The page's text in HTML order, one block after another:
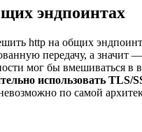
эндпоинтах
http на общих
передачу, а
мог бы вмешиваться в
использовать TLS/
по самой